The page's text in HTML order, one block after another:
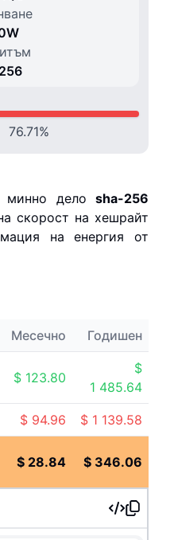
W
76.71%
минно дело
sha-256
скорост на хешрайт
на енергия от
Месечно Годишен
$ 123.80
$
1 485.64
$ 94.96 $ 1 139.58
$ 28.84 $ 346.06